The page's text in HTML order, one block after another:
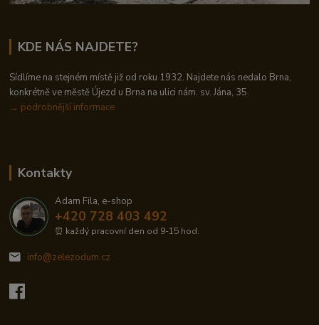
KDE NÁS NAJDETE?
Sídlíme na stejném místě již od roku 1932. Najdete nás nedalo Brna,
konkrétně ve městě Újezd u Brna na ulici nám. sv. Jána, 35.
→ podrobnější informace
Kontakty
Adam Fila, e-shop
+420 728 403 492
⏰ každý pracovní den od 9-15 hod.
info@zelezodum.cz